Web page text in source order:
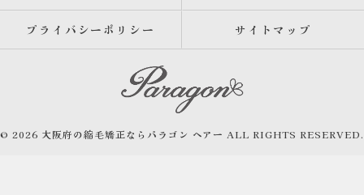
プライバシーポリシー サイトマップ
© 2026 大阪府の縮毛矯正ならパラゴン ヘアー ALL RIGHTS RESERVED.